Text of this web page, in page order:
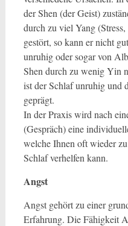
der Shen (der Geist)
durch zu viel Yang
gestört, so kann er nicht
unruhig oder sogar von
Shen durch zu wenig Yin
ist der Schlaf unruhig und
geprägt.
In der Praxis wird nach
(Gespräch) eine
welche Ihnen oft wieder
Schlaf verhelfen kann.
Angst
Angst gehört zu einer
Erfahrung. Die Fähigkeit